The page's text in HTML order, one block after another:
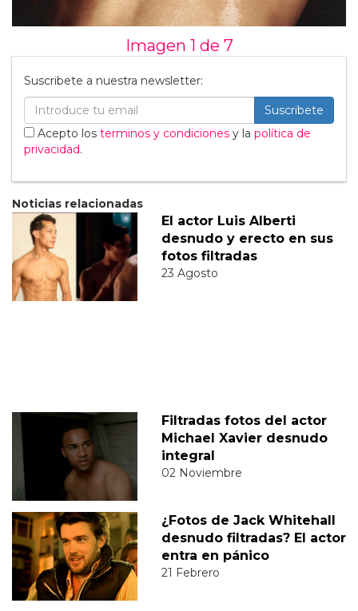
Imagen 1 de 7
Suscribete a nuestra newsletter:
Suscribete
Acepto los terminos y condiciones y la política de
privacidad.
Noticias relacionadas
El actor Luis Alberti
desnudo y erecto en sus
fotos filtradas
23 Agosto
Filtradas fotos del actor
Michael Xavier desnudo
integral
02 Noviembre
¿Fotos de Jack Whitehall
desnudo filtradas? El actor
entra en pánico
21 Febrero